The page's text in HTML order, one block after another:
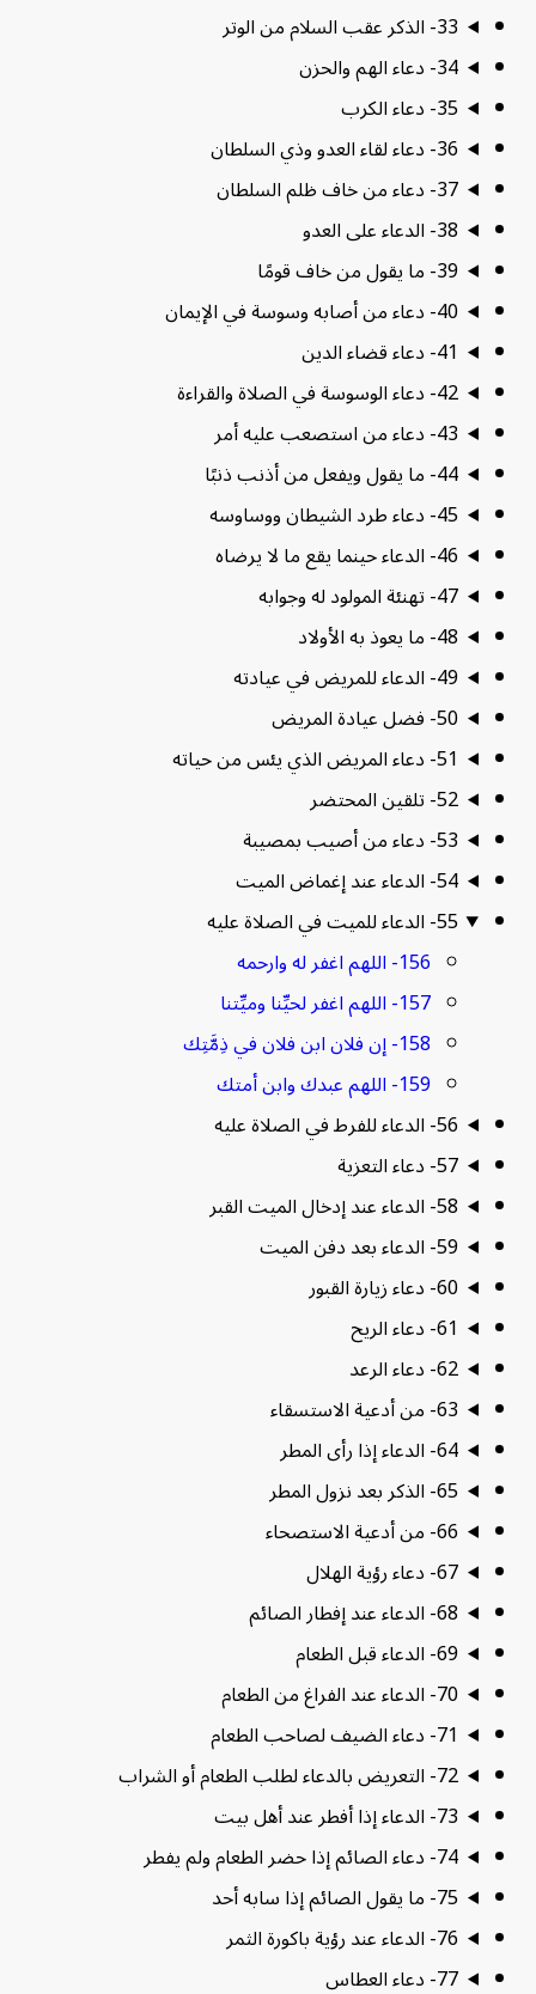
33- الذكر عقب السلام من الوتر
34- دعاء الهم والحزن
35- دعاء الكرب
36- دعاء لقاء العدو وذي السلطان
37- دعاء من خاف ظلم السلطان
38- الدعاء على العدو
39- ما يقول من خاف قومًا
40- دعاء من أصابه وسوسة في الإيمان
41- دعاء قضاء الدين
42- دعاء الوسوسة في الصلاة والقراءة
43- دعاء من استصعب عليه أمر
44- ما يقول ويفعل من أذنب ذنبًا
45- دعاء طرد الشيطان ووساوسه
46- الدعاء حينما يقع ما لا يرضاه
47- تهنئة المولود له وجوابه
48- ما يعوذ به الأولاد
49- الدعاء للمريض في عيادته
50- فضل عيادة المريض
51- دعاء المريض الذي يئس من حياته
52- تلقين المحتضر
53- دعاء من أصيب بمصيبة
54- الدعاء عند إغماض الميت
55- الدعاء للميت في الصلاة عليه
156- اللهم اغفر له وارحمه
157- اللهم اغفر لحيِّنا وميِّتنا
158- إن فلان ابن فلان في ذِمَّتِك
159- اللهم عبدك وابن أمتك
56- الدعاء للفرط في الصلاة عليه
57- دعاء التعزية
58- الدعاء عند إدخال الميت القبر
59- الدعاء بعد دفن الميت
60- دعاء زيارة القبور
61- دعاء الريح
62- دعاء الرعد
63- من أدعية الاستسقاء
64- الدعاء إذا رأى المطر
65- الذكر بعد نزول المطر
66- من أدعية الاستصحاء
67- دعاء رؤية الهلال
68- الدعاء عند إفطار الصائم
69- الدعاء قبل الطعام
70- الدعاء عند الفراغ من الطعام
71- دعاء الضيف لصاحب الطعام
72- التعريض بالدعاء لطلب الطعام أو الشراب
73- الدعاء إذا أفطر عند أهل بيت
74- دعاء الصائم إذا حضر الطعام ولم يفطر
75- ما يقول الصائم إذا سابه أحد
76- الدعاء عند رؤية باكورة الثمر
77- دعاء العطاس